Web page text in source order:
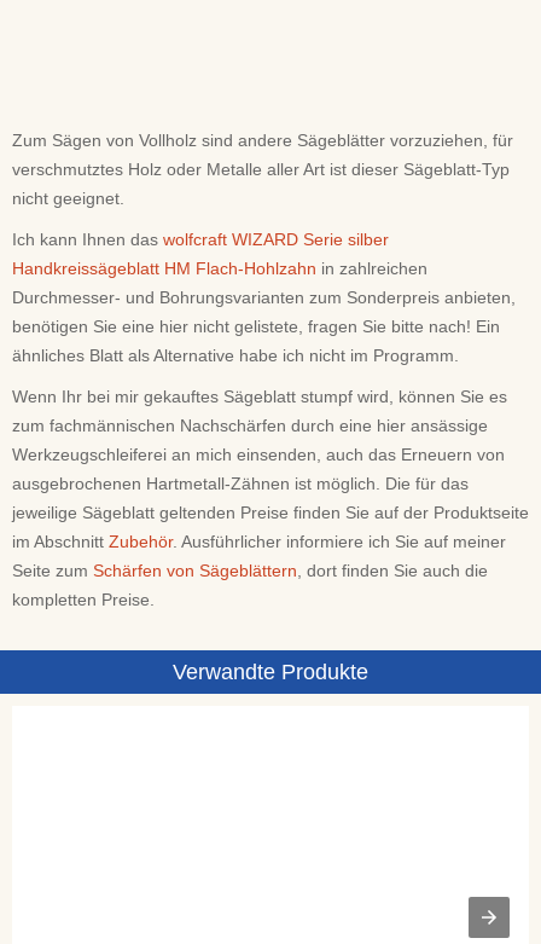
Zum Sägen von Vollholz sind andere Sägeblätter vorzuziehen, für
verschmutztes Holz oder Metalle aller Art ist dieser Sägeblatt-Typ
nicht geeignet.
Ich kann Ihnen das wolfcraft WIZARD Serie silber
Handkreissägeblatt HM Flach-Hohlzahn in zahlreichen
Durchmesser- und Bohrungsvarianten zum Sonderpreis anbieten,
benötigen Sie eine hier nicht gelistete, fragen Sie bitte nach! Ein
ähnliches Blatt als Alternative habe ich nicht im Programm.
Wenn Ihr bei mir gekauftes Sägeblatt stumpf wird, können Sie es
zum fachmännischen Nachschärfen durch eine hier ansässige
Werkzeugschleiferei an mich einsenden, auch das Erneuern von
ausgebrochenen Hartmetall-Zähnen ist möglich. Die für das
jeweilige Sägeblatt geltenden Preise finden Sie auf der Produktseite
im Abschnitt Zubehör. Ausführlicher informiere ich Sie auf meiner
Seite zum Schärfen von Sägeblättern, dort finden Sie auch die
kompletten Preise.
Verwandte Produkte